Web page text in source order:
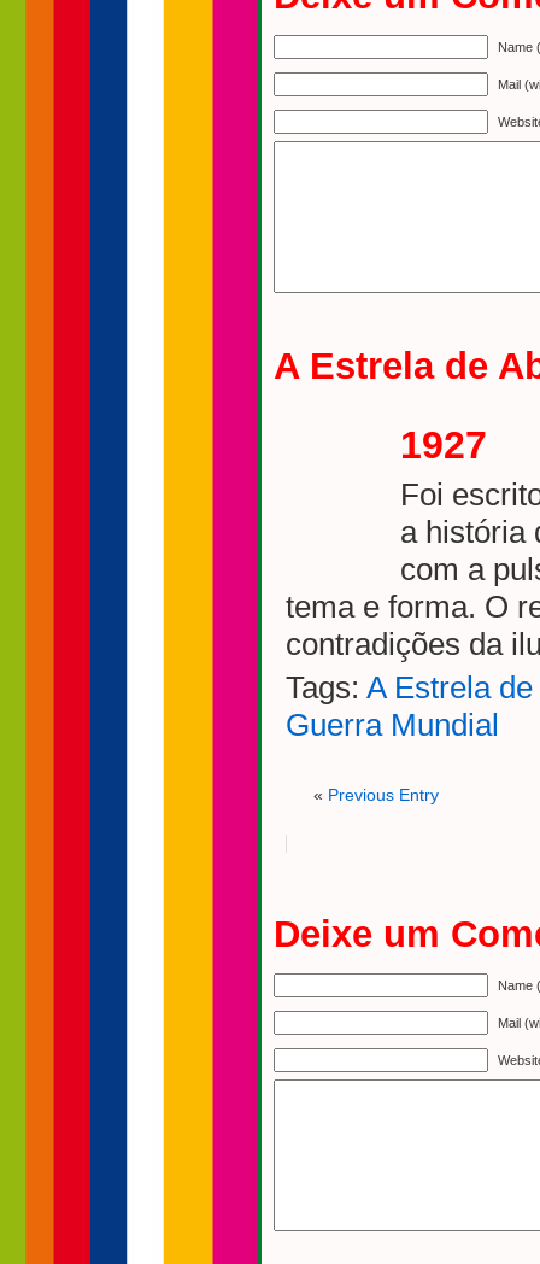
Name
Mail
A Estrela de
1927
Foi
a história
com a
tema e forma. O
contradições da
Tags: A Estrela
Guerra Mundial
« Previous Entry
Deixe um
Name
Mail